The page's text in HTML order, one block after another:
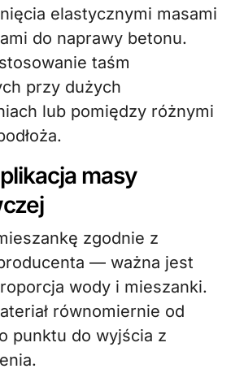
elastycznymi masami
do naprawy betonu.
taśm
przy dużych
lub pomiędzy różnymi
masy
zgodnie z
— ważna jest
wody i mieszanki.
równomiernie od
punktu do wyjścia z